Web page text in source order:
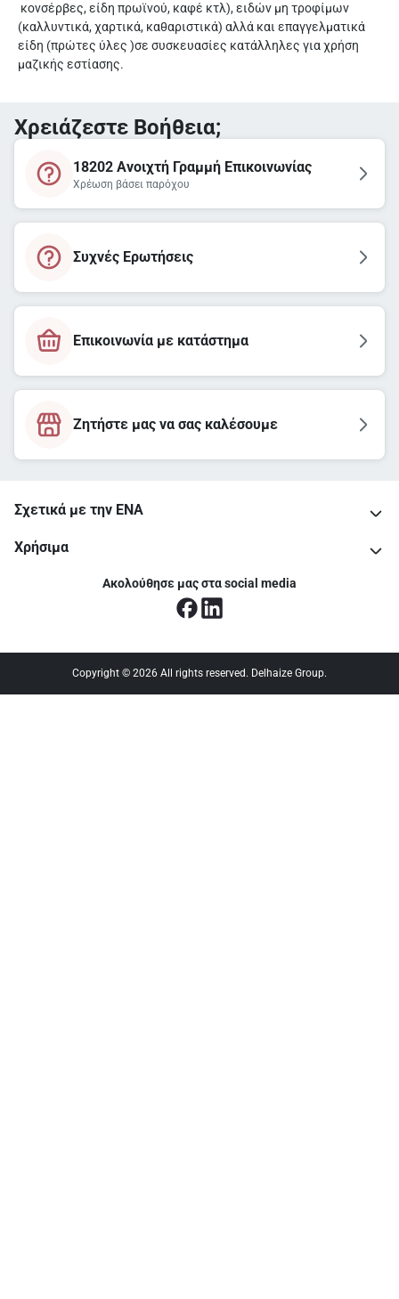
κονσέρβες, είδη πρωϊνού, καφέ κτλ), ειδών μη τροφίμων
(καλλυντικά, χαρτικά, καθαριστικά) αλλά και επαγγελματικά
είδη (πρώτες ύλες )σε συσκευασίες κατάλληλες για χρήση
μαζικής εστίασης.
Χρειάζεστε Βοήθεια;
18202 Ανοιχτή Γραμμή Επικοινωνίας
Χρέωση βάσει παρόχου
Συχνές Ερωτήσεις
Επικοινωνία με κατάστημα
Ζητήστε μας να σας καλέσουμε
Σχετικά με την ΕΝΑ
Χρήσιμα
Ακολούθησε μας στα social media
Copyright © 2026 All rights reserved. Delhaize Group.